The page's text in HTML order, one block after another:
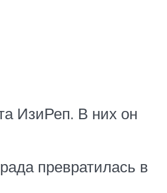
ИзиРеп. В них он
превратилась в